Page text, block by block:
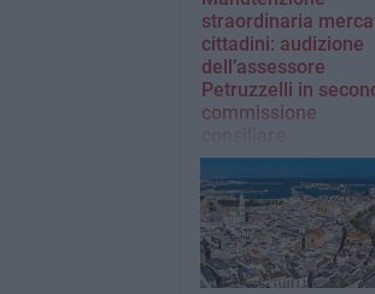
straordinaria
cittadini: audizione
dell’assessore
Petruzzelli in
commissione
Si cercano stakeholder
interessati a investire
riqualificazione di
determinate aree